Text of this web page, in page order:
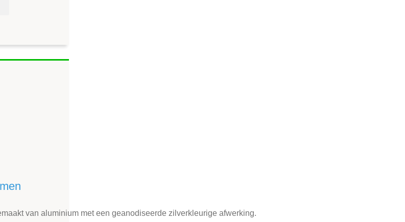
van aluminium met een geanodiseerde zilverkleurige afwerking.